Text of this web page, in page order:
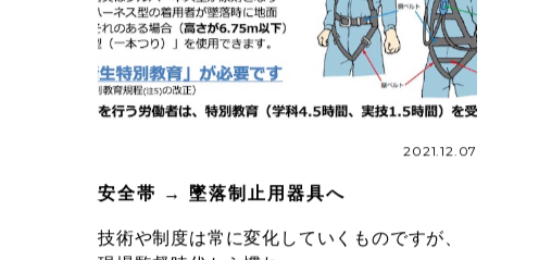
2021.12.07
安全帯 → 墜落制止用器具へ
技術や制度は常に変化していくものですが、